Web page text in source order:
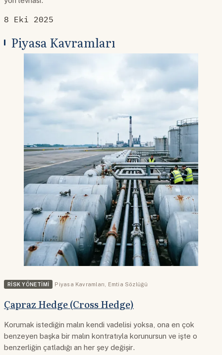
8 Eki 2025
Piyasa Kavramları
RISK YÖNETIMI Piyasa Kavramları Emtia Sözlüğü
Çapraz Hedge (Cross Hedge)
Korumak istediğin malın kendi vadelisi yoksa, ona en çok
benzeyen başka bir malın kontratıyla korunursun ve işte o
benzerliğin çatladığı an her şey değişir.